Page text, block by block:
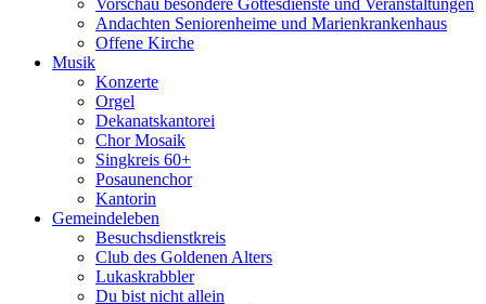
Andachten Seniorenheime und Marienkrankenhaus
Offene Kirche
Musik
Konzerte
Orgel
Dekanatskantorei
Chor Mosaik
Singkreis 60+
Posaunenchor
Kantorin
Gemeindeleben
Besuchsdienstkreis
Club des Goldenen Alters
Lukaskrabbler
Du bist nicht allein